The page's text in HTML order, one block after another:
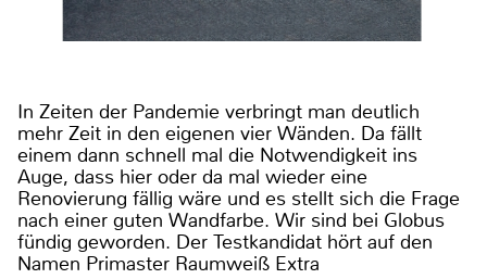
In Zeiten der Pandemie verbringt man deutlich
mehr Zeit in den eigenen vier Wänden. Da fällt
einem dann schnell mal die Notwendigkeit ins
Auge, dass hier oder da mal wieder eine
Renovierung fällig wäre und es stellt sich die Frage
nach einer guten Wandfarbe. Wir sind bei Globus
fündig geworden. Der Testkandidat hört auf den
Namen Primaster Raumweiß Extra